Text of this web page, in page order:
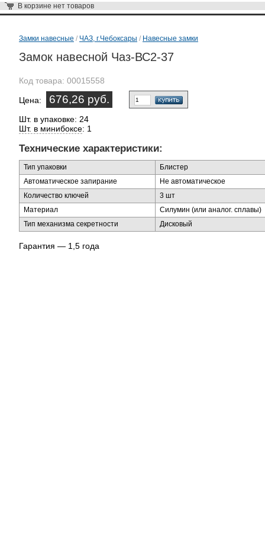
В корзине нет товаров
Замки навесные / ЧАЗ, г.Чебоксары / Навесные замки
Замок навесной Чаз-ВС2-37
Код товара: 00015558
Цена: 676,26 руб.
Шт. в упаковке: 24
Шт. в минибоксе: 1
Технические характеристики:
Тип упаковки
Блистер
Автоматическое запирание
Не автоматическое
Количество ключей
3 шт
Материал
Силумин (или аналог. сплавы)
Тип механизма секретности
Дисковый
Гарантия — 1,5 года